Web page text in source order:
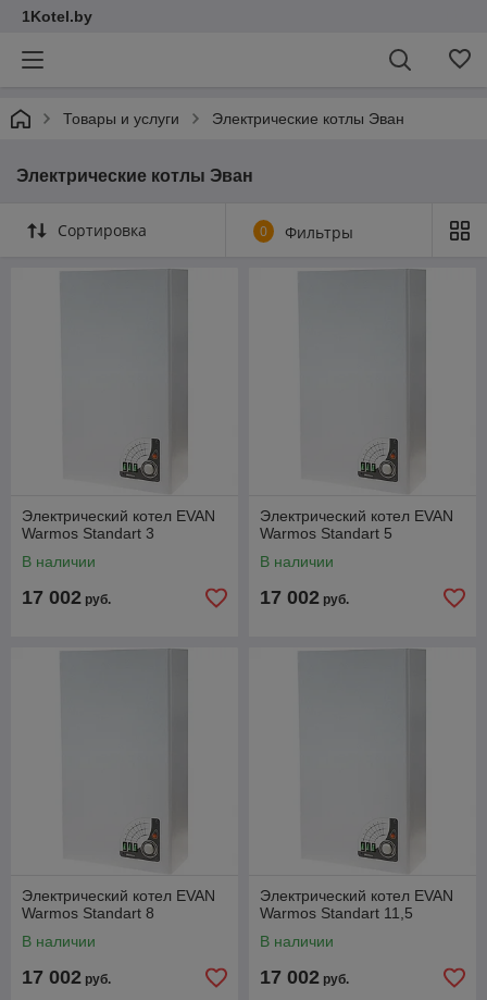
1Kotel.by
Товары и услуги Электрические котлы Эван
Электрические котлы Эван
Сортировка 0 Фильтры
Электрический котел EVAN
Warmos Standart 3
В наличии
17 002 руб.
Электрический котел EVAN
Warmos Standart 5
В наличии
17 002 руб.
Электрический котел EVAN
Warmos Standart 8
В наличии
17 002 руб.
Электрический котел EVAN
Warmos Standart 11,5
В наличии
17 002 руб.